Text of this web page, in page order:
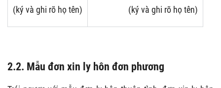
(ký và ghi rõ họ tên)
(ký và ghi rõ họ tên)
2.2. Mẫu đơn xin ly hôn đơn phương